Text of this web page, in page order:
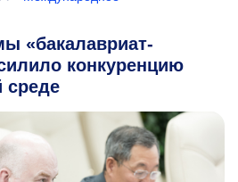
«бакалавриат-
конкуренцию
среде